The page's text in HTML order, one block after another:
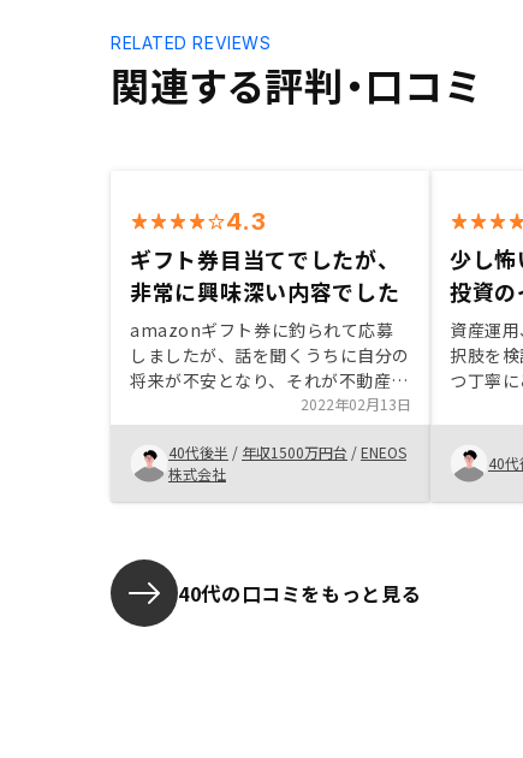
関連する評判・口コミ
RELATED REVIEWS
4.3
ギフト券目当てでしたが、
非常に興味深い内容でした
amazonギフト券に釣られて応募
しましたが、話を聞くうちに自分の
将来が不安となり、それが不動産投
資で少しは解決きそうなことがわか
ったため、今回不動産投資をはじめ
た。営業の説明も分かりやすく、こ
ちらの不手際にも非常に丁寧に対応
いただきました。
2022年02月13日
40代後半 / 年収1500万円台 /ENEOS
株式会社
少し
投資
資産運
択肢を
つ丁寧
で、こ
のイメ
ました
多くの
40代
40代の口コミをもっと見る